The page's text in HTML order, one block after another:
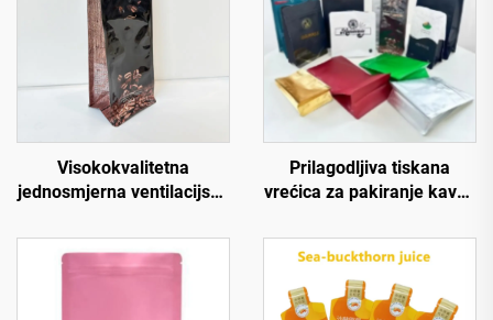
Visokokvalitetna
jednosmjerna ventilacijska
ambalaža ravno dno
vrećica za kavu velikog
Prilagodljiva tiskana
vrećica za pakiranje kave i
gusjenicom, uspravna
vrećica, vrećice od
aluminijske folije